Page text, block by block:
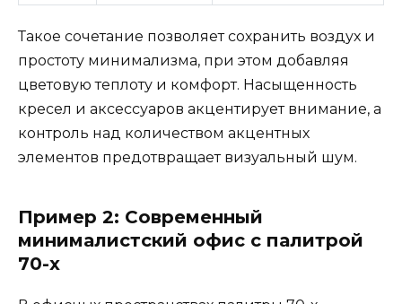
Такое сочетание позволяет сохранить воздух и
простоту минимализма, при этом добавляя
цветовую теплоту и комфорт. Насыщенность
кресел и аксессуаров акцентирует внимание, а
контроль над количеством акцентных
элементов предотвращает визуальный шум.
Пример 2: Современный
минималистский офис с палитрой
70-х